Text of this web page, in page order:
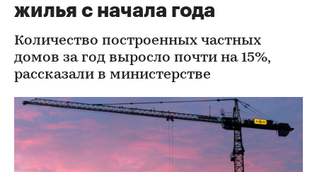
жилья с начала года
Количество построенных частных
домов за год выросло почти на 15%,
рассказали в министерстве